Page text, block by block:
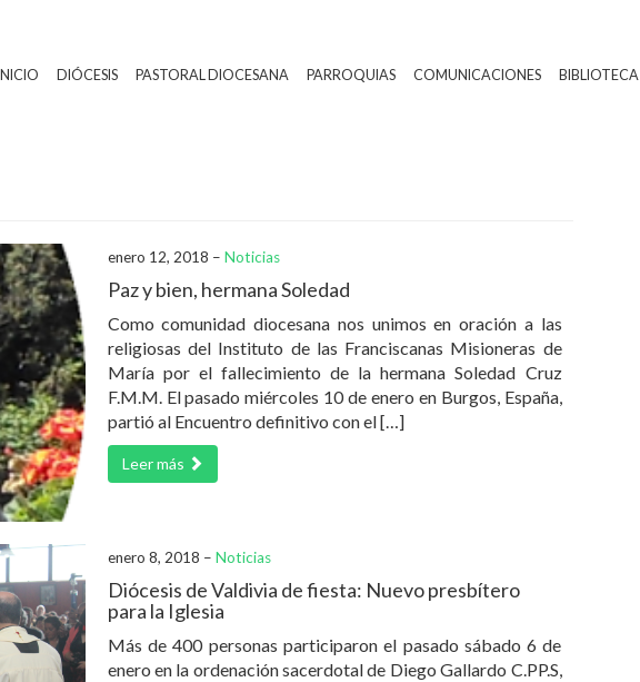
INICIO DIÓCESIS PASTORAL DIOCESANA PARROQUIAS COMUNICACIONES BIBLIOTECA
enero 12, 2018 – Noticias
Paz y bien, hermana Soledad
Como comunidad diocesana nos unimos en oración a las
religiosas del Instituto de las Franciscanas Misioneras de
María por el fallecimiento de la hermana Soledad Cruz
F.M.M. El pasado miércoles 10 de enero en Burgos, España,
partió al Encuentro definitivo con el […]
Leer más
enero 8, 2018 – Noticias
Diócesis de Valdivia de fiesta: Nuevo presbítero
para la Iglesia
Más de 400 personas participaron el pasado sábado 6 de
enero en la ordenación sacerdotal de Diego Gallardo C.PP.S,